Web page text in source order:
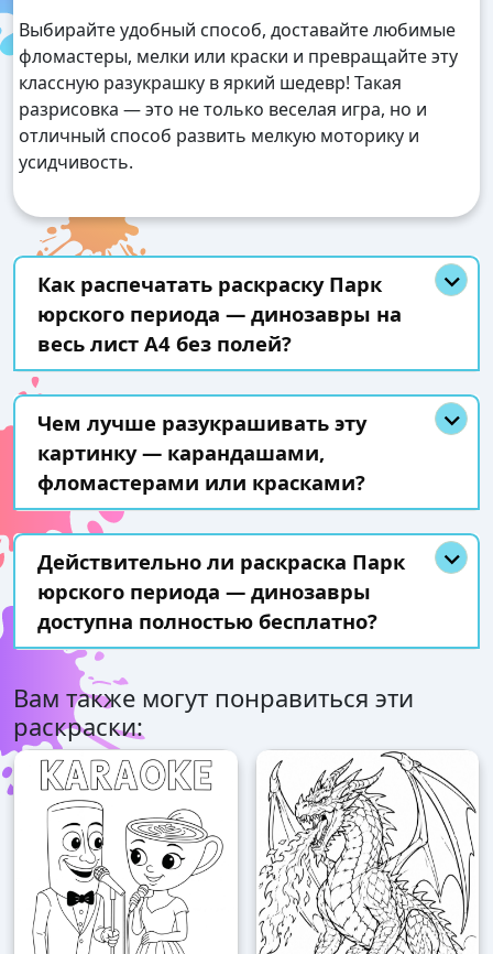
Выбирайте удобный способ, доставайте любимые
фломастеры, мелки или краски и превращайте эту
классную разукрашку в яркий шедевр! Такая
разрисовка — это не только веселая игра, но и
отличный способ развить мелкую моторику и
усидчивость.
Как распечатать раскраску Парк
юрского периода — динозавры на
весь лист А4 без полей?
Чем лучше разукрашивать эту
картинку — карандашами,
фломастерами или красками?
Действительно ли раскраска Парк
юрского периода — динозавры
доступна полностью бесплатно?
Вам также могут понравиться эти
раскраски: